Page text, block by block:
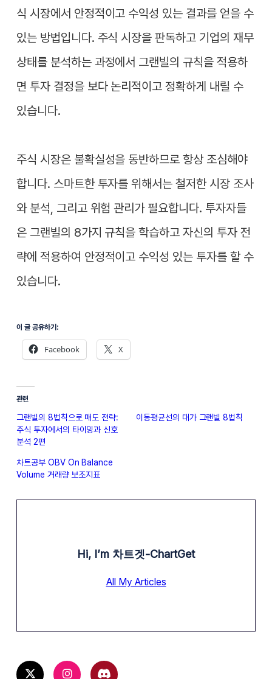
식 시장에서 안정적이고 수익성 있는 결과를 얻을 수
있는 방법입니다. 주식 시장을 판독하고 기업의 재무
상태를 분석하는 과정에서 그랜빌의 규칙을 적용하
면 투자 결정을 보다 논리적이고 정확하게 내릴 수
있습니다.
주식 시장은 불확실성을 동반하므로 항상 조심해야
합니다. 스마트한 투자를 위해서는 철저한 시장 조사
와 분석, 그리고 위험 관리가 필요합니다. 투자자들
은 그랜빌의 8가지 규칙을 학습하고 자신의 투자 전
략에 적용하여 안정적이고 수익성 있는 투자를 할 수
있습니다.
이 글 공유하기:
Facebook X
관련
그랜빌의 8법칙으로 매도 전략:
주식 투자에서의 타이밍과 신호
분석 2편
이동평균선의 대가 그랜빌 8법칙
차트공부 OBV On Balance
Volume 거래량 보조지표
Hi, I’m 차트겟-ChartGet
All My Articles